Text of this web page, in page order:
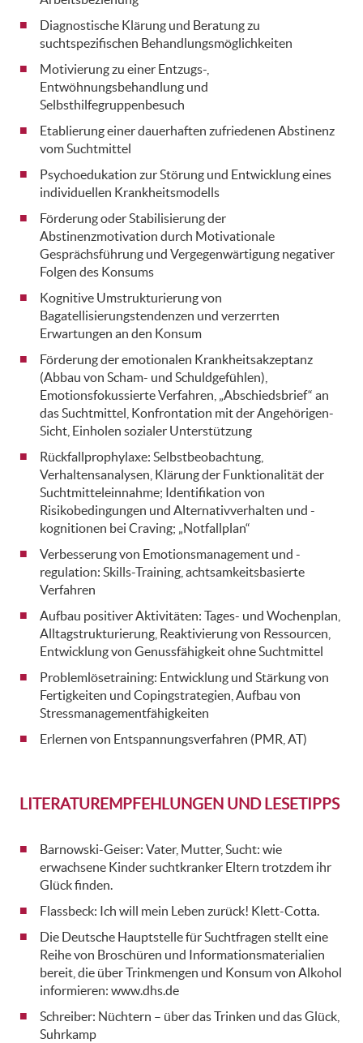
Diagnostische Klärung und Beratung zu
suchtspezifischen Behandlungsmöglichkeiten
Motivierung zu einer Entzugs-,
Entwöhnungsbehandlung und
Selbsthilfegruppenbesuch
Etablierung einer dauerhaften zufriedenen Abstinenz
vom Suchtmittel
Psychoedukation zur Störung und Entwicklung eines
individuellen Krankheitsmodells
Förderung oder Stabilisierung der
Abstinenzmotivation durch Motivationale
Gesprächsführung und Vergegenwärtigung negativer
Folgen des Konsums
Kognitive Umstrukturierung von
Bagatellisierungstendenzen und verzerrten
Erwartungen an den Konsum
Förderung der emotionalen Krankheitsakzeptanz
(Abbau von Scham- und Schuldgefühlen),
Emotionsfokussierte Verfahren, „Abschiedsbrief“ an
das Suchtmittel, Konfrontation mit der Angehörigen-
Sicht, Einholen sozialer Unterstützung
Rückfallprophylaxe: Selbstbeobachtung,
Verhaltensanalysen, Klärung der Funktionalität der
Suchtmitteleinnahme; Identifikation von
Risikobedingungen und Alternativverhalten und -
kognitionen bei Craving; „Notfallplan“
Verbesserung von Emotionsmanagement und -
regulation: Skills-Training, achtsamkeitsbasierte
Verfahren
Aufbau positiver Aktivitäten: Tages- und Wochenplan,
Alltagstrukturierung, Reaktivierung von Ressourcen,
Entwicklung von Genussfähigkeit ohne Suchtmittel
Problemlösetraining: Entwicklung und Stärkung von
Fertigkeiten und Copingstrategien, Aufbau von
Stressmanagementfähigkeiten
Erlernen von Entspannungsverfahren (PMR, AT)
LITERATUREMPFEHLUNGEN UND LESETIPPS
Barnowski-Geiser: Vater, Mutter, Sucht: wie
erwachsene Kinder suchtkranker Eltern trotzdem ihr
Glück finden.
Flassbeck: Ich will mein Leben zurück! Klett-Cotta.
Die Deutsche Hauptstelle für Suchtfragen stellt eine
Reihe von Broschüren und Informationsmaterialien
bereit, die über Trinkmengen und Konsum von Alkohol
informieren: www.dhs.de
Schreiber: Nüchtern – über das Trinken und das Glück,
Suhrkamp